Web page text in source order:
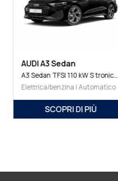
AUDI A3 Sedan
Elettrica/benzina | Automatico
SCOPRI DI PIÙ